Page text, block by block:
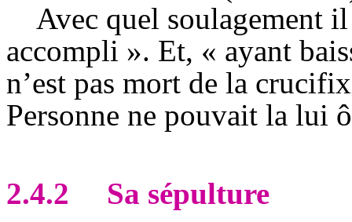
Avec quel soulagement
accompli ». Et, « ayant
n’est pas mort de la
Personne ne pouvait la lui
2.4.2
Sa sépulture